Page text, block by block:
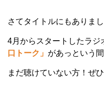
さてタイトルにもありま
4月からスタートしたラジ
口トーク」 があっという
まだ聴けていない方！ぜ